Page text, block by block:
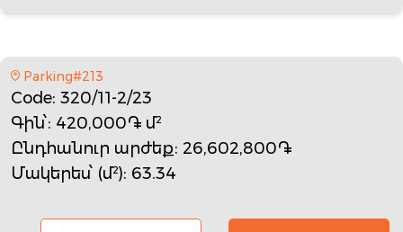
Parking#213
Code: 320/11-2/23
Գին՝: 420,000֏ մ²
Ընդհանուր արժեք: 26,602,800֏
Մակերես՝ (մ²): 63.34